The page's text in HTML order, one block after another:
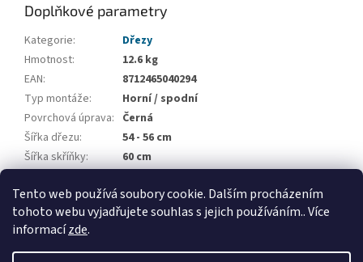
Tento web používá soubory cookie. Dalším procházením
tohoto webu vyjadřujete souhlas s jejich používáním.. Více
informacízde.
Doplňkové parametry
Kategorie:
Dřezy
Hmotnost:
12.6 kg
EAN:
8712465040294
Typ montáže:
Horní / spodní
Povrchová úprava: Černá
Šířka dřezu:
54 - 56 cm
Šířka skříňky:
60 cm
Odkapová plocha: Bez odkapové plochy